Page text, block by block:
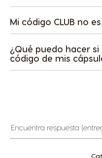
Mi código CLUB no
¿Qué puedo hacer
código de mis
respuesta
(entregar,